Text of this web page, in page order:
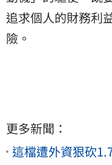
追求個人的財務利
險。
更多新聞：
這檔遭外資狠砍